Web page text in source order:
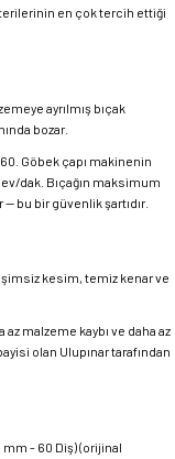
en çok tercih ettiği
ayrılmış bıçak
bozar.
Göbek çapı makinenin
dak. Bıçağın maksimum
bu bir güvenlik şartıdır.
kesim, temiz kenar ve
malzeme kaybı ve daha az
olan Ulupınar tarafından
mm - 60 Diş) (orijinal